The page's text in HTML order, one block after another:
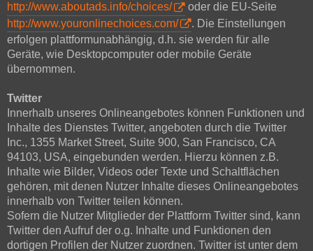
http://www.aboutads.info/choices/
oder die EU-Seite
http://www.youronlinechoices.com/
. Die Einstellungen
erfolgen plattformunabhängig, d.h. sie werden für alle
Geräte, wie Desktopcomputer oder mobile Geräte
übernommen.
Twitter
Innerhalb unseres Onlineangebotes können Funktionen und
Inhalte des Dienstes Twitter, angeboten durch die Twitter
Inc., 1355 Market Street, Suite 900, San Francisco, CA
94103, USA, eingebunden werden. Hierzu können z.B.
Inhalte wie Bilder, Videos oder Texte und Schaltflächen
gehören, mit denen Nutzer Inhalte dieses Onlineangebotes
innerhalb von Twitter teilen können.
Sofern die Nutzer Mitglieder der Plattform Twitter sind, kann
Twitter den Aufruf der o.g. Inhalte und Funktionen den
dortigen Profilen der Nutzer zuordnen. Twitter ist unter dem